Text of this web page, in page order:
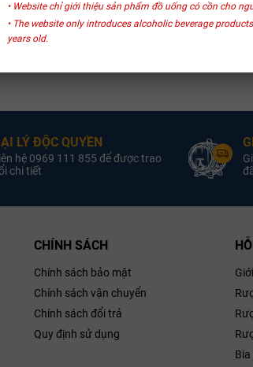
• Website chỉ giới thiệu sản phẩm đồ uống có cồn cho
• The website only introduces alcoholic beverage
years old.
LÝ ĐỘC QUYỀN
hệ 0969 111 855 để được trao
chi tiết
CHÍNH SÁCH
Chính sách bảo mật
Chính sách vận chuyển
Chính sách đổi trả
Quy định sử dụng